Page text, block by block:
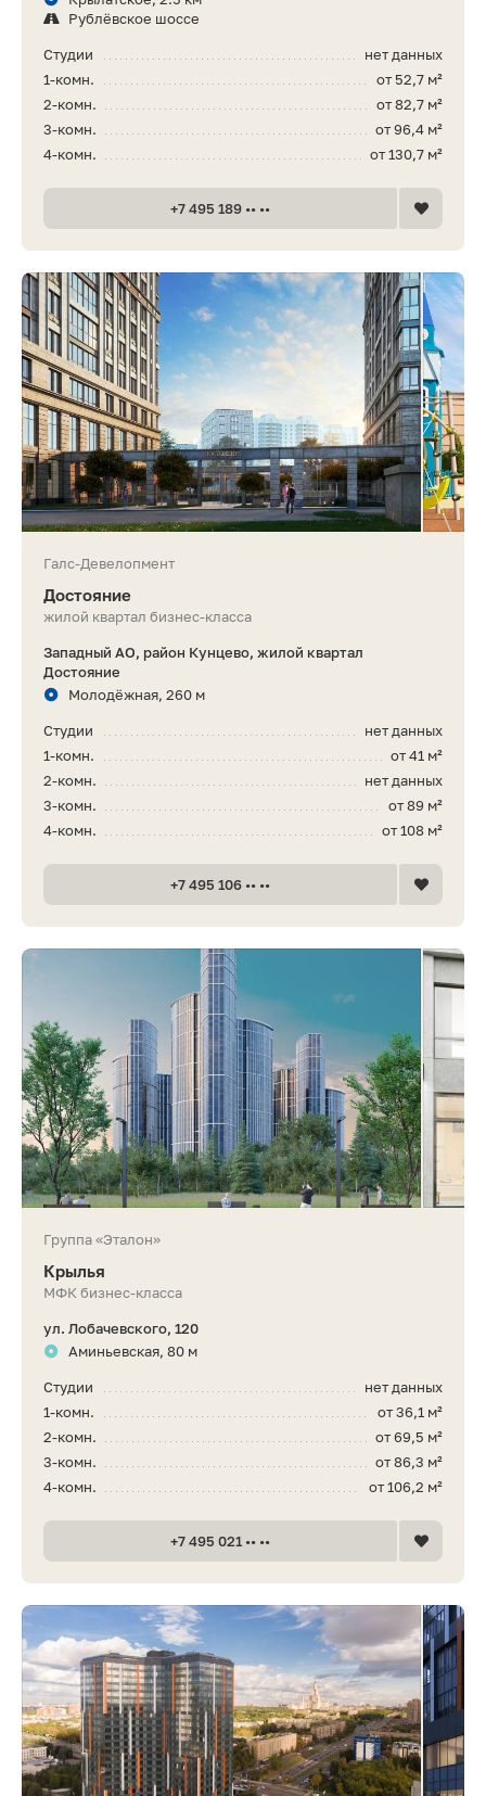
Рублёвское шоссе
нет данных
Студии
от 52,7 м²
1-комн.
от 82,7 м²
2-комн.
от 96,4 м²
3-комн.
от 130,7 м²
4-комн.
+7 495 189 •• ••
Галс-Девелопмент
Достояние
жилой квартал бизнес-класса
Западный АО, район Кунцево, жилой квартал
Достояние
Молодёжная, 260 м
нет данных
Студии
от 41 м²
1-комн.
нет данных
2-комн.
от 89 м²
3-комн.
от 108 м²
4-комн.
+7 495 106 •• ••
Группа «Эталон»
Крылья
МФК бизнес-класса
ул. Лобачевского, 120
Аминьевская, 80 м
нет данных
Студии
от 36,1 м²
1-комн.
от 69,5 м²
2-комн.
от 86,3 м²
3-комн.
от 106,2 м²
4-комн.
+7 495 021 •• ••